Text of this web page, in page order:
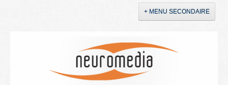
+ MENU SECONDAIRE